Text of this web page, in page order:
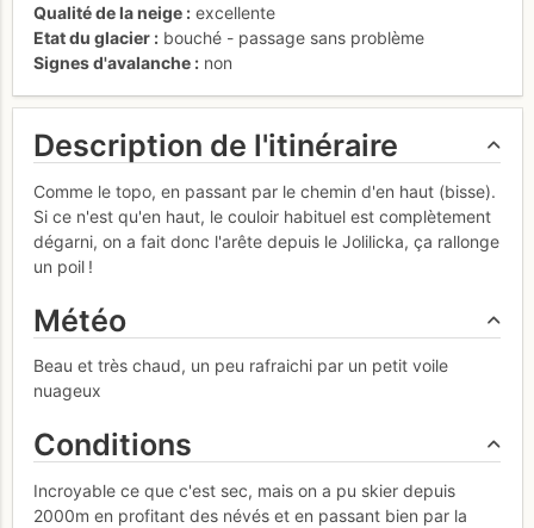
Qualité de la neige
excellente
Etat du glacier
bouché - passage sans problème
Signes d'avalanche
non
Description de l'itinéraire
Comme le topo, en passant par le chemin d'en haut (bisse).
Si ce n'est qu'en haut, le couloir habituel est complètement
dégarni, on a fait donc l'arête depuis le Jolilicka, ça rallonge
un poil !
Météo
Beau et très chaud, un peu rafraichi par un petit voile
nuageux
Conditions
Incroyable ce que c'est sec, mais on a pu skier depuis
2000m en profitant des névés et en passant bien par la